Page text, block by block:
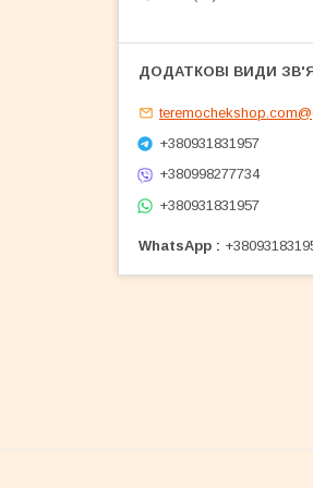
+380931831957
+380998277734
+380931831957
WhatsApp